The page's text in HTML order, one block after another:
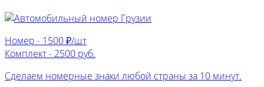
Номер - 1500 ₽/шт
Комплект - 2500 руб.
Сделаем номерные знаки любой страны за 10 минут.